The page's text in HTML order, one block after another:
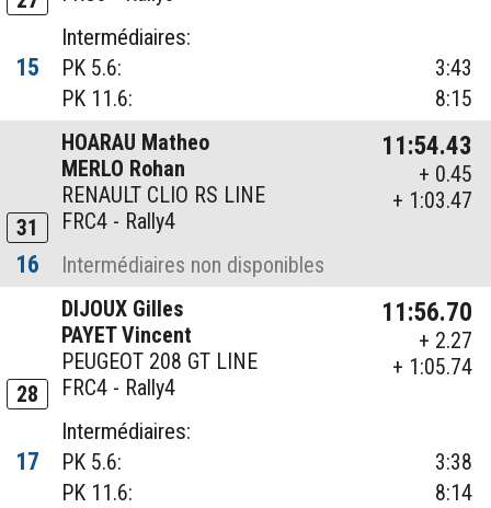
15
Intermédiaires:
PK 5.6:
3:43
PK 11.6:
8:15
31
HOARAU Matheo
MERLO Rohan
RENAULT CLIO RS LINE
FRC4 - Rally4
11:54.43
+ 0.45
+ 1:03.47
16 Intermédiaires non disponibles
28
DIJOUX Gilles
PAYET Vincent
PEUGEOT 208 GT LINE
FRC4 - Rally4
11:56.70
+ 2.27
+ 1:05.74
17
Intermédiaires:
PK 5.6:
3:38
PK 11.6:
8:14